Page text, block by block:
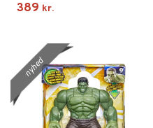
389 kr.
nyhed